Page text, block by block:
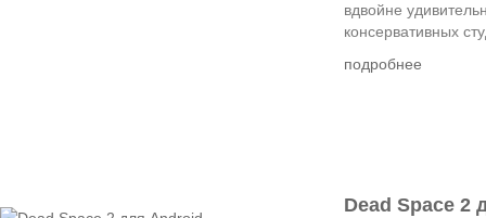
вдвойне
консервативных
подробнее
Dead Space 2